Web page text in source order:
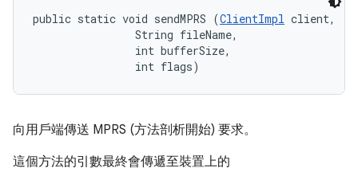
public static void sendMPRS (ClientImpl client,
                String fileName,
                int bufferSize,
                int flags)
向用戶端傳送 MPRS (方法剖析開始) 要求。
這個方法的引數最終會傳遞至裝置上的